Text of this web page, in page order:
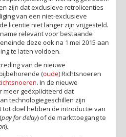
zijn dat exclusieve retrolicenties
van een niet-exclusieve
licentie niet langer zijn vrijgesteld.
relevant voor bestaande
deze ook na 1 mei 2015 aan
te laten voldoen.
van de nieuwe
(oude) Richtsnoeren
. In de nieuwe
meer geëxpliciteerd dat
technologiegeschillen zijn
doel hebben de introductie van
pay for delay) of de markttoegang te
).